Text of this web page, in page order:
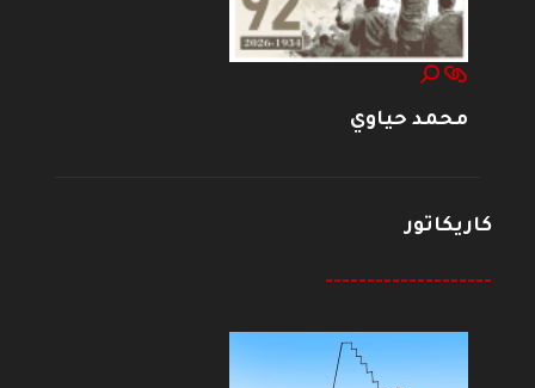
محمد حياوي
كاريكاتور
--------------------